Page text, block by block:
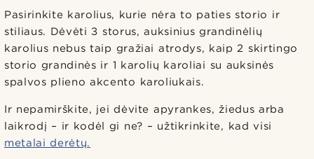
Pasirinkite karolius, kurie nėra to paties storio ir
stiliaus. Dėvėti 3 storus, auksinius grandinėlių
karolius nebus taip gražiai atrodys, kaip 2 skirtingo
storio grandinės ir 1 karolių karoliai su auksinės
spalvos plieno akcento karoliukais.
Ir nepamirškite, jei dėvite apyrankes, žiedus arba
laikrodį – ir kodėl gi ne? – užtikrinkite, kad visi
metalai derėtų.